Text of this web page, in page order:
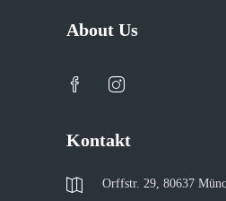
About Us
Kontakt
Orffstr. 29, 80637